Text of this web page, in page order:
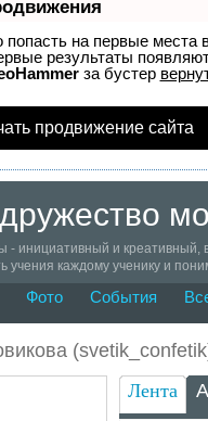
на первые места
результаты
за бустер
продвижение сайта
- инициативный и
учения каждому ученику и
идеи в жизнь и
Фото События
Лента